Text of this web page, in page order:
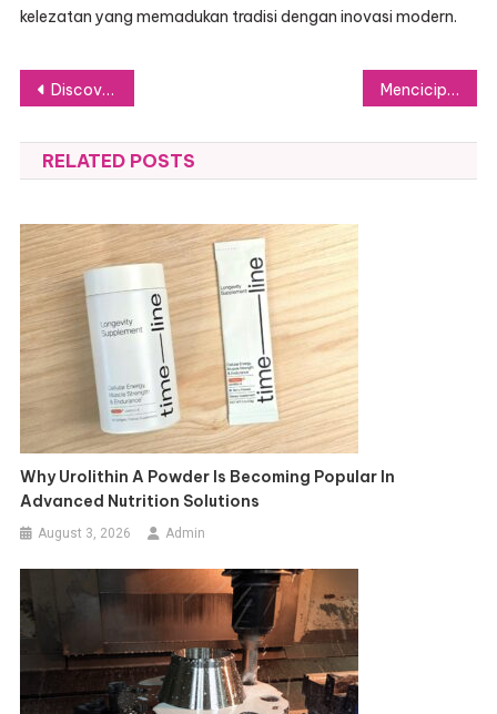
kelezatan yang memadukan tradisi dengan inovasi modern.
Post
navigation
Discover Why Locals Flock to North Miami Facial Spas Mencicipi Menu Istimewa di Restoran Pagisore dalam Suasana Mewah
RELATED POSTS
Why Urolithin A Powder Is Becoming Popular In
Advanced Nutrition Solutions
August 3, 2026 Admin